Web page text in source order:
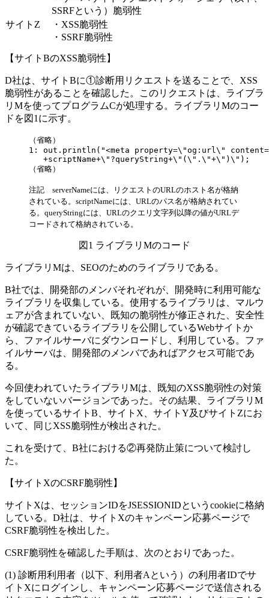
SSRFという）脆弱性
サイトZ
・XSS脆弱性
・SSRF脆弱性
【サイトBのXSS脆弱性】
D社は、サイトBに①診断用リクエスト を送ることで、XSS
脆弱性があることを確認した。このリクエストは、ライブラ
リMを使ってプログラムCが処理する。ライブラリMのコー
ドを図1に示す。
（省略）
1: out.println("<meta property=\"og:url\"
   +scriptName+\"?queryString+\"(\".\"+\")\");
（省略）
注記 serverNameには、リクエストのURLのホスト名が格納
されている。scriptNameには、URLのパス名が格納されてい
る。queryStringには、URLのクエリ文字列以降の値がURLデ
コードされて格納されている。
図1 ライブラリMのコード
ライブラリMは、SEOのためのライブラリである。
B社では、開発部のメンバそれぞれが、開発時に利用可能な
ライブラリを収集している。使用するライブラリは、マルウ
ェアが含まれていない、既知の脆弱性が修正された、安全性
が確認できているライブラリを公開しているWebサイトか
ら、ファイルサーバにダウンロードし、利用している。ファ
イルサーバは、開発部のメンバであればアクセス可能であ
る。
今回使われていたライブラリMは、既知のXSS脆弱性の対策
をしていないバージョンであった。その結果、ライブラリM
を使っているサイトB、サイトX、サイトY及びサイトZにお
いて、同じXSS脆弱性が検出された。
これを受けて、B社における②再発防止策について検討し
た。
【サイトXのCSRF脆弱性】
サイトXは、セッションIDをJSESSIONIDというcookieに格納
している。D社は、サイトXのキャンペーン応募ページで
CSRF脆弱性を検出した。
CSRF脆弱性を確認した手順は、次のとおりであった。
診断用利用者（以下、利用者Aという）の利用者IDでサ
イトXにログインし、キャンペーン応募ページで送信される